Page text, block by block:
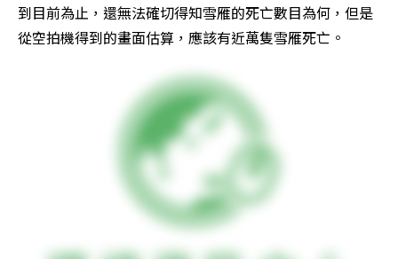
到目前為止，還無法確切得知雪雁的死亡數目為何，但是
從空拍機得到的畫面估算，應該有近萬隻雪雁死亡。